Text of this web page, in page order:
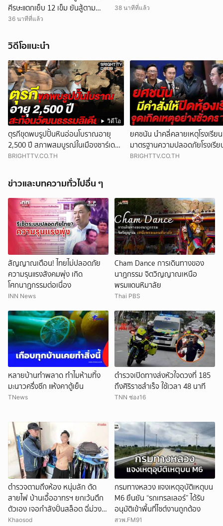
ศีรษะแตกเย็บ 12 เข็ม ยันสู้ตาม
หลักฐาน
36 นาทีที่แล้ว
38 นาทีที่แล้ว
วิดีโอแนะนำ
วิดีโอ
ตุรกีขุดพบรูปปั้นหินอ่อนโบราณอายุ
2,500 ปี สภาพสมบูรณ์ในเมืองซาร์เดส
ชี้สะท้อนวัฒนธรรมลิเดีย
BRIGHTTV.CO.TH
ยศชนัน นำคลี่คลายเหตุโรงเรีย
มาตรฐานความปลอดภัยโรงเรีย
ชาติ ใน 90 วัน
BRIGHTTV.CO.TH
ข่าวและบทความทั่วไปอื่น ๆ
สัญญาณเตือน! ไทยไม่ปลอดภัย
ความรุนแรงสังคมพุ่ง เกิด
โศกนาฏกรรมต่อเนื่อง
INN News
Cham Dance การเดินทางของ
นาฏกรรม จิตวิญญาณเหนือ
พรมแดนหิมาลัย
Thai PBS
หลายบ้านทำพลาด ทำไมห้ามทิ้ง
มะนาวครึ่งซีก แห้งคาตู้เย็น
TNews
ตำรวจเปิดทางส่งหัวใจดวงที่ 185
ถึงศิริราชสำเร็จ ใช้เวลา 48 นาที
TNN ช่อง16
ตำรวจตามถึงห้อง หนุ่มลัก ตัด
สายไฟ บ้านเอื้ออาทรฯ ยกเว้นตึก
ตัวเอง เจอกำลังปั่นสล็อต ฉี่ม่วง
อีก
Khaosod
กรมทางหลวง แจงเหตุอุบัติเหตุบน
M6 ยืนยัน “รถเทรลเลอร์” ได้รับ
อนุมัติเข้าพื้นที่ไซต์งานถูกต้อง
สวพ.FM91